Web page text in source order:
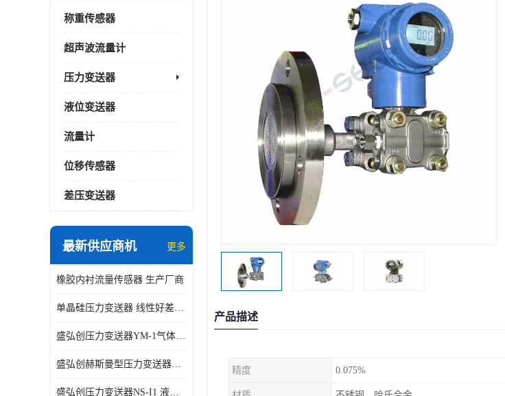
称重传感器
超声波流量计
压力变送器
液位变送器
流量计
位移传感器
差压变送器
最新供应商机 更多
橡胶内衬流量传感器 生产厂商
单晶硅压力变送器 线性好差压变送器
盛弘创压力变送器YM-1气体压力传感器负压计
盛弘创赫斯曼型压力变送器HG200 液体压力传感器负压计
盛弘创压力变送器NS-I1 液体压力传感器负压计
产品描述
精度 0.075%